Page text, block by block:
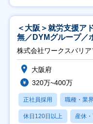
＜大阪＞就労支援ア
無／DYMグループ／
日祝】
株式会社ワークスバリア
大阪府
320万~400万
正社員採用 職種・業
休日120日以上 産休